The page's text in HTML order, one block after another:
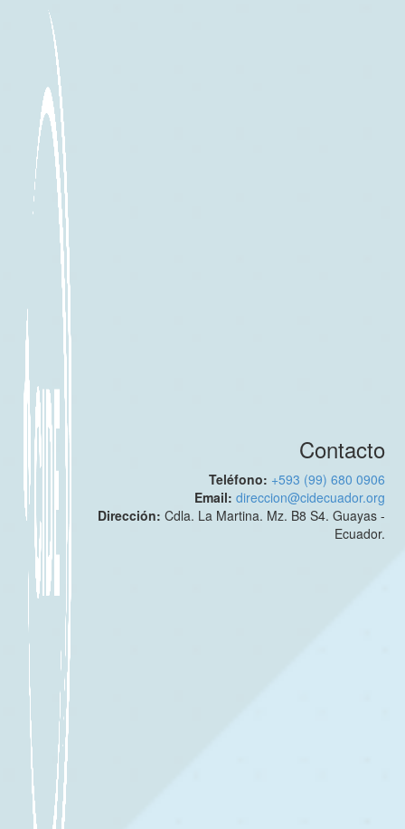
Contacto
Teléfono: +593 (99) 680 0906
Email:direccion@cidecuador.org
Dirección:Cdla. La Martina. Mz. B8 S4. Guayas -
Ecuador.